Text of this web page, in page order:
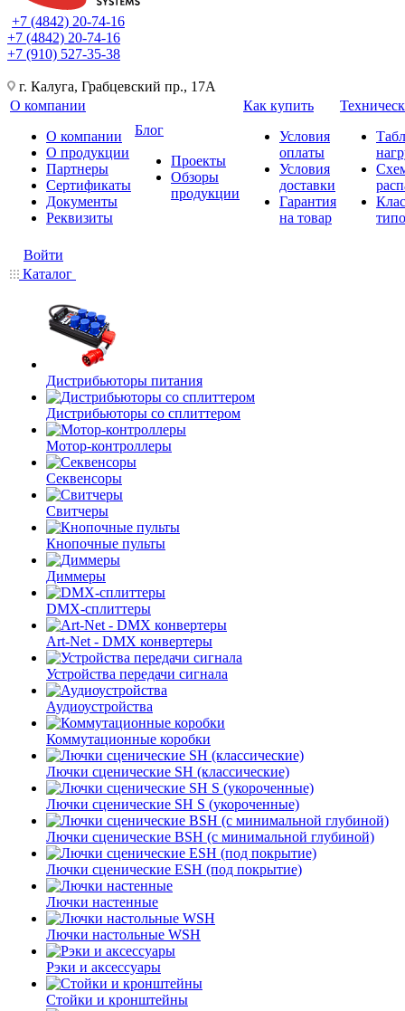
+7 (4842) 20-74-16
+7 (4842) 20-74-16
+7 (910) 527-35-38
г. Калуга, Грабцевский пр., 17А
О компании
О компании
О продукции
Партнеры
Сертификаты
Документы
Реквизиты
Блог
Проекты
Обзоры
продукции
Как купить
Условия
оплаты
Условия
доставки
Гарантия
на товар
Войти
Каталог
Дистрибьюторы питания
Дистрибьюторы со сплиттером
Мотор-контроллеры
Секвенсоры
Свитчеры
Кнопочные пульты
Диммеры
DMX-сплиттеры
Art-Net - DMX конвертеры
Устройства передачи сигнала
Аудиоустройства
Коммутационные коробки
Лючки сценические SH (классические)
Лючки сценические SH S (укороченные)
Лючки сценические BSH (с минимальной глубиной)
Лючки сценические ESH (под покрытие)
Лючки настенные
Лючки настольные WSH
Рэки и аксессуары
Стойки и кронштейны